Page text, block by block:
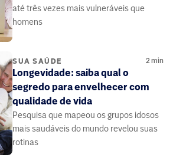
até três vezes mais vulneráveis que
homens
SUA SAÚDE 2min
Longevidade: saiba qual o
segredo para envelhecer com
qualidade de vida
Pesquisa que mapeou os grupos idosos
mais saudáveis do mundo revelou suas
rotinas